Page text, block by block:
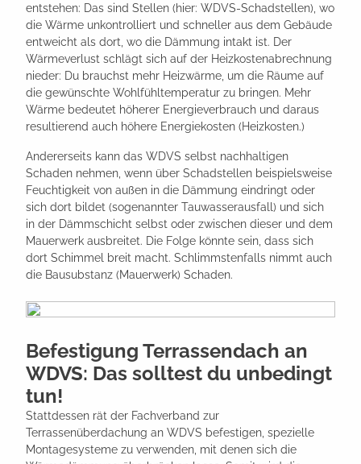
entstehen: Das sind Stellen (hier: WDVS-Schadstellen), wo
die Wärme unkontrolliert und schneller aus dem Gebäude
entweicht als dort, wo die Dämmung intakt ist. Der
Wärmeverlust schlägt sich auf der Heizkostenabrechnung
nieder: Du brauchst mehr Heizwärme, um die Räume auf
die gewünschte Wohlfühltemperatur zu bringen. Mehr
Wärme bedeutet höherer Energieverbrauch und daraus
resultierend auch höhere Energiekosten (Heizkosten.)
Andererseits kann das WDVS selbst nachhaltigen
Schaden nehmen, wenn über Schadstellen beispielsweise
Feuchtigkeit von außen in die Dämmung eindringt oder
sich dort bildet (sogenannter Tauwasserausfall) und sich
in der Dämmschicht selbst oder zwischen dieser und dem
Mauerwerk ausbreitet. Die Folge könnte sein, dass sich
dort Schimmel breit macht. Schlimmstenfalls nimmt auch
die Bausubstanz (Mauerwerk) Schaden.
Befestigung Terrassendach an
WDVS: Das solltest du unbedingt
tun!
Stattdessen rät der Fachverband zur
Terrassenüberdachung an WDVS befestigen, spezielle
Montagesysteme zu verwenden, mit denen sich die